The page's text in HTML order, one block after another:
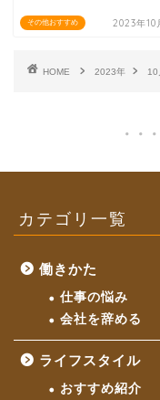
その他おすすめ 2023年10
HOME 2023年 10
カテゴリ一覧
働きかた
仕事の悩み
会社を辞める
ライフスタイル
おすすめ紹介